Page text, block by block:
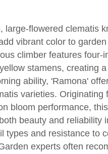
large-flowered clematis
vibrant color to
climber features four-
stamens, creating a
ability, 'Ramona'
varieties. Originating
bloom performance,
beauty and reliability
types and resistance to
experts often